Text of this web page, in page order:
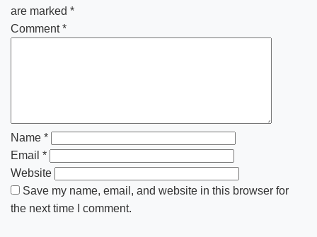
are marked *
Comment*
Name *
Email *
Website
Save my name, email, and website in this browser for
the next time I comment.